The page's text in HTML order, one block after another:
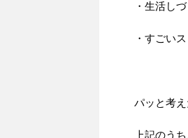
・生活し
・すごい
パッと考
上記のう